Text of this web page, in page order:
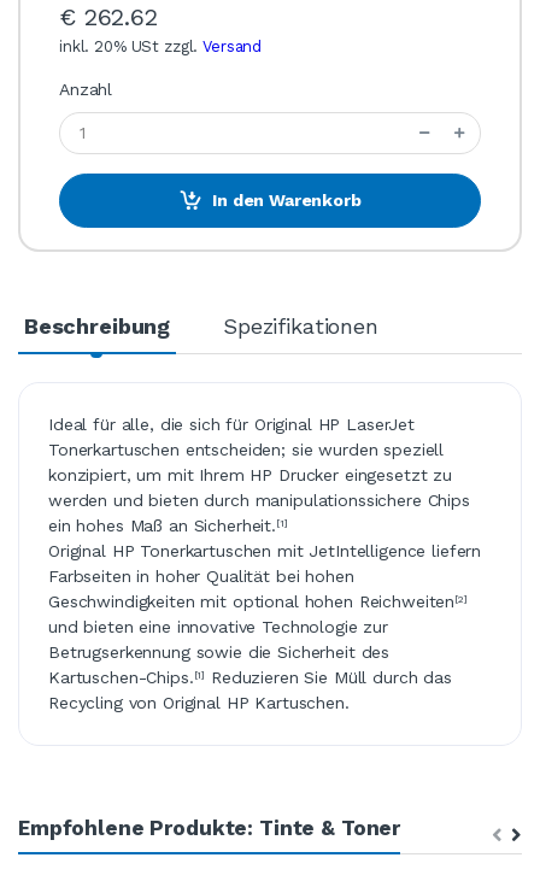
€ 262.62
inkl. 20% USt zzgl.Versand
Anzahl
In den Warenkorb
Beschreibung Spezifikationen
Ideal für alle, die sich für Original HP LaserJet
Tonerkartuschen entscheiden; sie wurden speziell
konzipiert, um mit Ihrem HP Drucker eingesetzt zu
werden und bieten durch manipulationssichere Chips
ein hohes Maß an Sicherheit. [1]
Original HP Tonerkartuschen mit JetIntelligence liefern
Farbseiten in hoher Qualität bei hohen
Geschwindigkeiten mit optional hohen Reichweiten [2]
und bieten eine innovative Technologie zur
Betrugserkennung sowie die Sicherheit des
Kartuschen-Chips. [1]
Reduzieren Sie Müll durch das
Recycling von Original HP Kartuschen.
Empfohlene Produkte: Tinte & Toner